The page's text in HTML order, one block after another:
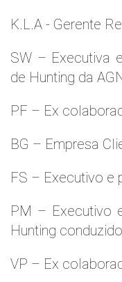
K.L.A - Gerente
SW – Executiva
de Hunting da
PF – Ex
BG – Empresa
FS – Executivo e
PM – Executivo
Hunting
VP – Ex